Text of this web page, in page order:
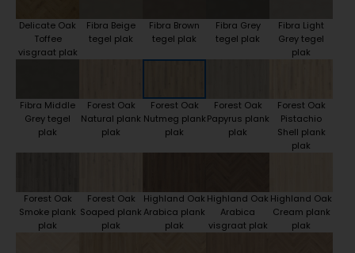
Delicate Oak
Toffee
visgraat plak
Fibra Beige
tegel plak
Fibra Brown
tegel plak
Fibra Grey
tegel plak
Fibra Light
Grey tegel
plak
Fibra Middle
Grey tegel
plak
Forest Oak
Natural plank
plak
Forest Oak
Nutmeg plank
plak
Forest Oak
Papyrus plank
plak
Forest Oak
Pistachio
Shell plank
plak
Forest Oak
Smoke plank
plak
Forest Oak
Soaped plank
plak
Highland Oak
Arabica plank
plak
Highland Oak
Arabica
visgraat plak
Highland Oak
Cream plank
plak